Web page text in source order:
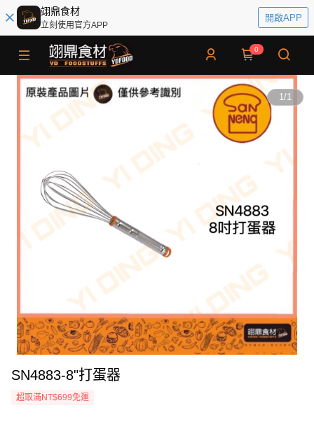
翊鼎食材
立刻使用官方APP
開啟APP
0
1/1
SN4883-8"打蛋器
超取滿NT$699免運